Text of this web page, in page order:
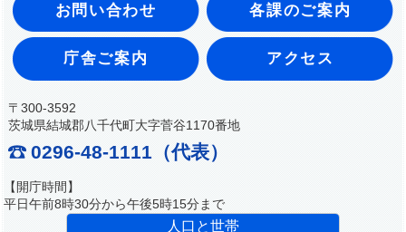
お問い合わせ 各課のご案内
庁舎ご案内 アクセス
〒300-3592
茨城県結城郡八千代町大字菅谷1170番地
0296-48-1111（代表）
【開庁時間】
平日午前8時30分から午後5時15分まで